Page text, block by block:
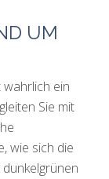
UM
ein
Sie mit
wie sich die